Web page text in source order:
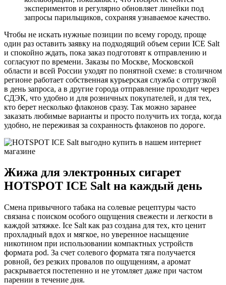
экспериментов и регулярно обновляет линейки под
запросы парильщиков, сохраняя узнаваемое качество.
Чтобы не искать нужные позиции по всему городу, проще
один раз оставить заявку на подходящий объем серии ICE Salt
и спокойно ждать, пока заказ подготовят к отправлению и
согласуют по времени. Заказы по Москве, Московской
области и всей России уходят по понятной схеме: в столичном
регионе работает собственная курьерская служба с отгрузкой
в день запроса, а в другие города отправление проходит через
СДЭК, что удобно и для розничных покупателей, и для тех,
кто берет несколько флаконов сразу. Так можно заранее
заказать любимые варианты и просто получить их тогда, когда
удобно, не переживая за сохранность флаконов по дороге.
Жижа для электронных сигарет
HOTSPOT ICE Salt на каждый день
Смена привычного табака на солевые рецептуры часто
связана с поиском особого ощущения свежести и легкости в
каждой затяжке. Ice Salt как раз создана для тех, кто ценит
прохладный вдох и мягкое, но уверенное насыщение
никотином при использовании компактных устройств
формата pod. За счет солевого формата тяга получается
ровной, без резких провалов по ощущениям, а аромат
раскрывается постепенно и не утомляет даже при частом
парении в течение дня.